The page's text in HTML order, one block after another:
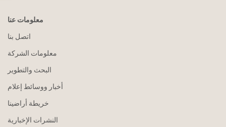
معلومات عنا
اتصل بنا
معلومات الشركة
البحث والتطوير
أخبار ووسائط إعلام
خريطة أراضينا
النشرات الإخبارية